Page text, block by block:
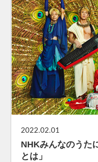
2022.02.01
NHKみんなのうた
とは」